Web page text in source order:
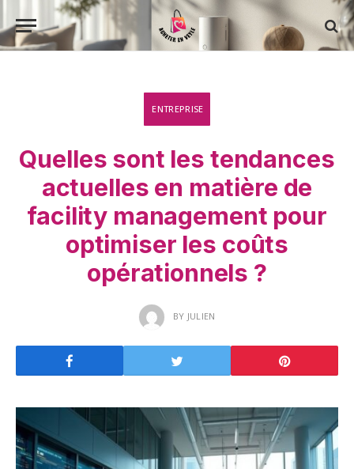
ENTREPRISE
Quelles sont les tendances
actuelles en matière de
facility management pour
optimiser les coûts
opérationnels ?
BY JULIEN